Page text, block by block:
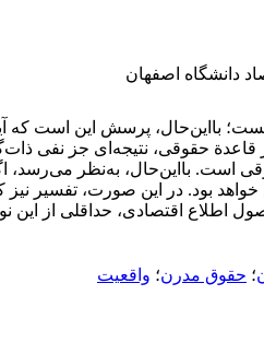
دانشگاه اصفهان
با‌این‌‌حال، پرسش این است که
حقوقی، نتیجه‌ای جز نفی
است. با‌این‌حال، به‌نظر
خواهد بود. در این صورت، تفسیر
اطلاع اقتصادی، حداقلی از این
؛ حقوق مدرن؛ واقعیت